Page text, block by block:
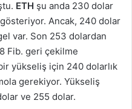
ETH şu anda 230 dolar
Ancak, 240 dolar
var. Son 253 dolardan
Fib. geri çekilme
yükseliş için 240 dolarlık
gerekiyor. Yükseliş
ve 255 dolar.